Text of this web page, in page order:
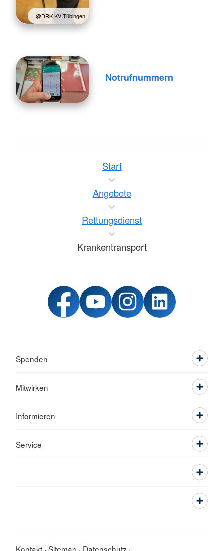
@DRK KV Tübingen
Notrufnummern
Start
Angebote
Rettungsdienst
Krankentransport
Spenden
Mitwirken
Informieren
Service